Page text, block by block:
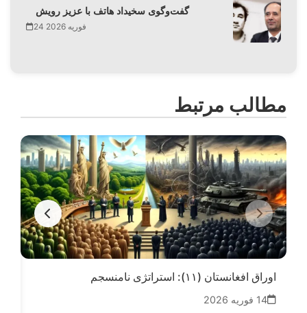
گفت‌وگوی سخیداد هاتف با عزیز رویش
24 فوریه 2026
مطالب مرتبط
اوراق افغانستان (۱۱): استراتژی نامنسجم
14 فوریه 2026